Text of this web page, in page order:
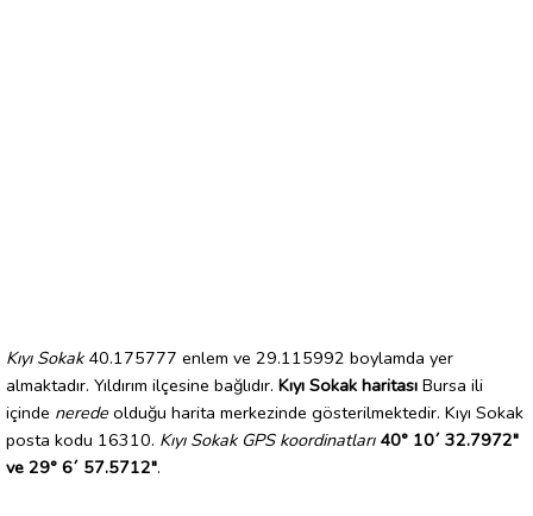
Kıyı Sokak40.175777 enlem ve 29.115992 boylamda yer
almaktadır. Yıldırım ilçesine bağlıdır. Kıyı Sokak haritası Bursa ili
içinde nerede olduğu harita merkezinde gösterilmektedir. Kıyı Sokak
posta kodu 16310. Kıyı Sokak GPS koordinatları 40° 10´ 32.7972"
ve 29° 6´ 57.5712".